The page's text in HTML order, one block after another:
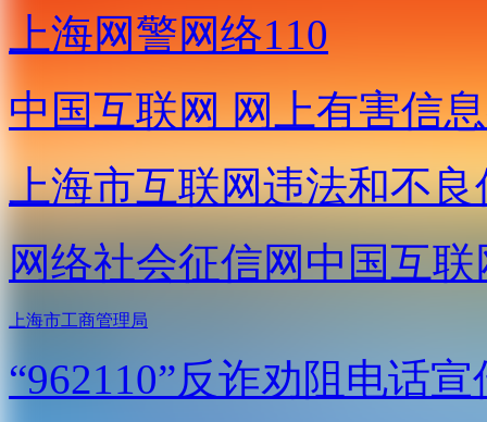
上海网警网络110
中国互联网 网上有害信
上海市互联网违法和不
网络社会征信网 中国互
上海市工商管理局
“962110”反诈劝阻电话宣